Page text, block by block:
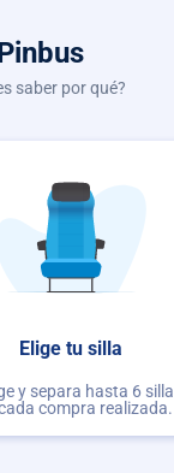
saber por qué?
Elige tu silla
y separa hasta 6
compra realizada.